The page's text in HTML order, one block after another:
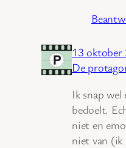
13 oktober
De
Ik snap wel
bedoelt.
niet en
niet van (ik